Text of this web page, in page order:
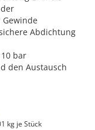
Gewinde
Abdichtung
bar
den Austausch
kg je Stück